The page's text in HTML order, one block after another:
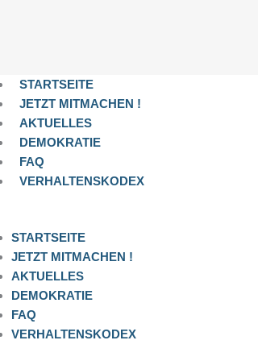
STARTSEITE
JETZT MITMACHEN !
AKTUELLES
DEMOKRATIE
FAQ
VERHALTENSKODEX
STARTSEITE
JETZT MITMACHEN !
AKTUELLES
DEMOKRATIE
FAQ
VERHALTENSKODEX